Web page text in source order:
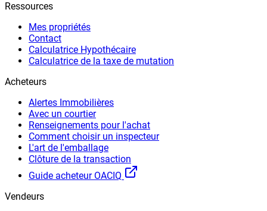
Ressources
Mes propriétés
Contact
Calculatrice Hypothécaire
Calculatrice de la taxe de mutation
Acheteurs
Alertes Immobilières
Avec un courtier
Renseignements pour l'achat
Comment choisir un inspecteur
L'art de l'emballage
Clôture de la transaction
Guide acheteur OACIQ
Vendeurs